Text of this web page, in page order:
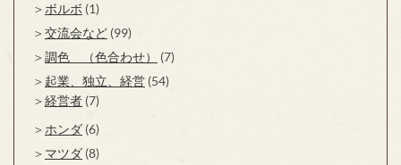
ボルボ (1)
交流会など (99)
調色 （色合わせ）
(7)
起業、独立、経営 (54)
経営者 (7)
ホンダ (6)
マツダ (8)